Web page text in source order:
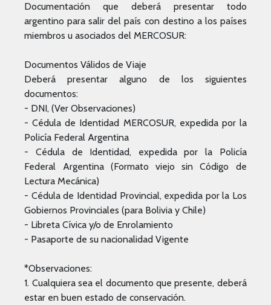
Documentación que deberá presentar todo
argentino para salir del país con destino a los países
miembros u asociados del MERCOSUR:
Documentos Válidos de Viaje
Deberá presentar alguno de los siguientes
documentos:
- DNI, (Ver Observaciones)
- Cédula de Identidad MERCOSUR, expedida por la
Policía Federal Argentina
- Cédula de Identidad, expedida por la Policía
Federal Argentina (Formato viejo sin Código de
Lectura Mecánica)
- Cédula de Identidad Provincial, expedida por la Los
Gobiernos Provinciales (para Bolivia y Chile)
- Libreta Cívica y/o de Enrolamiento
- Pasaporte de su nacionalidad Vigente
*Observaciones:
1. Cualquiera sea el documento que presente, deberá
estar en buen estado de conservación.